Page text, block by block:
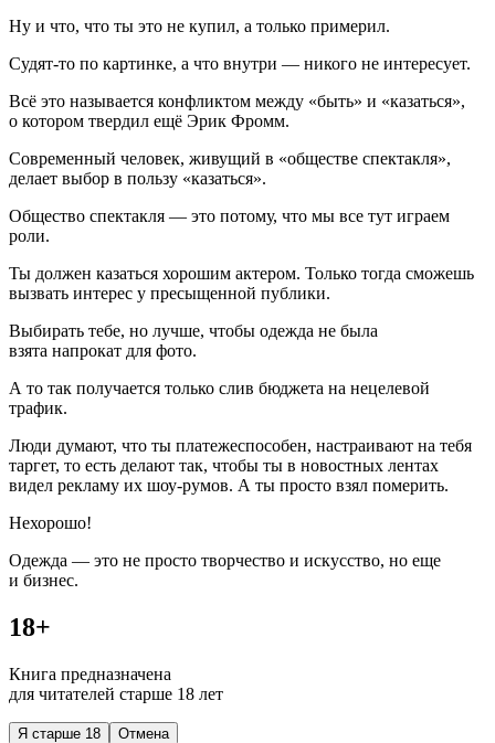
Ну и что, что ты это не купил, а только примерил.
Судят-то по картинке, а что внутри — никого не интересует.
Всё это называется конфликтом между «быть» и «казаться»,
о котором твердил ещё Эрик Фромм.
Современный человек, живущий в «обществе спектакля»,
делает выбор в пользу «казаться».
Общество спектакля — это потому, что мы все тут играем
роли.
Ты должен казаться хорошим актером. Только тогда сможешь
вызвать интерес у пресыщенной публики.
Выбирать тебе, но лучше, чтобы одежда не была
взята напрокат для фото.
А то так получается только слив бюджета на нецелевой
трафик.
Люди думают, что ты платежеспособен, настраивают на тебя
таргет, то есть делают так, чтобы ты в новостных лентах
видел рекламу их шоу-румов. А ты просто взял померить.
Нехорошо!
Одежда — это не просто творчество и искусство, но еще
и бизнес.
18+
Книга предназначена
для читателей старше 18 лет
Я старше 18 Отмена